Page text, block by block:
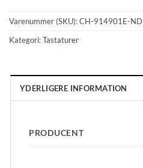
Varenummer (SKU):CH-914901E-ND
Kategori:Tastaturer
YDERLIGERE INFORMATION
PRODUCENT